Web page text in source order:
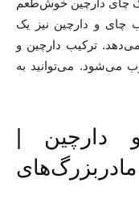
یک چای دارچین خوش‌طعم
چای و دارچین نیز یک
ترکیب دارچین و
می‌شود. می‌توانید به
|